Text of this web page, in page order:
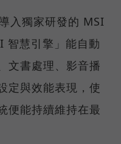
入獨家研發的 MSI
智慧引擎」能自動
文書處理、影音播
定與效能表現，使
便能持續維持在最